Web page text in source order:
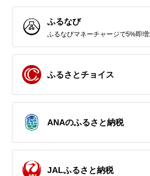
ふるなび
ふるなびマネーチャージで5%即増
ふるさとチョイス
ANAのふるさと納税
JALふるさと納税